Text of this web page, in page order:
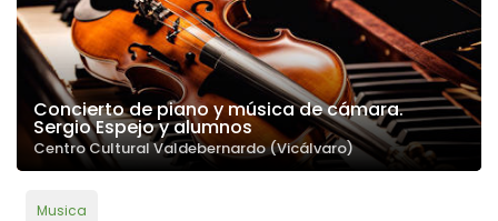
Concierto de piano y música de cámara.
Sergio Espejo y alumnos
Centro Cultural Valdebernardo (Vicálvaro)
Musica